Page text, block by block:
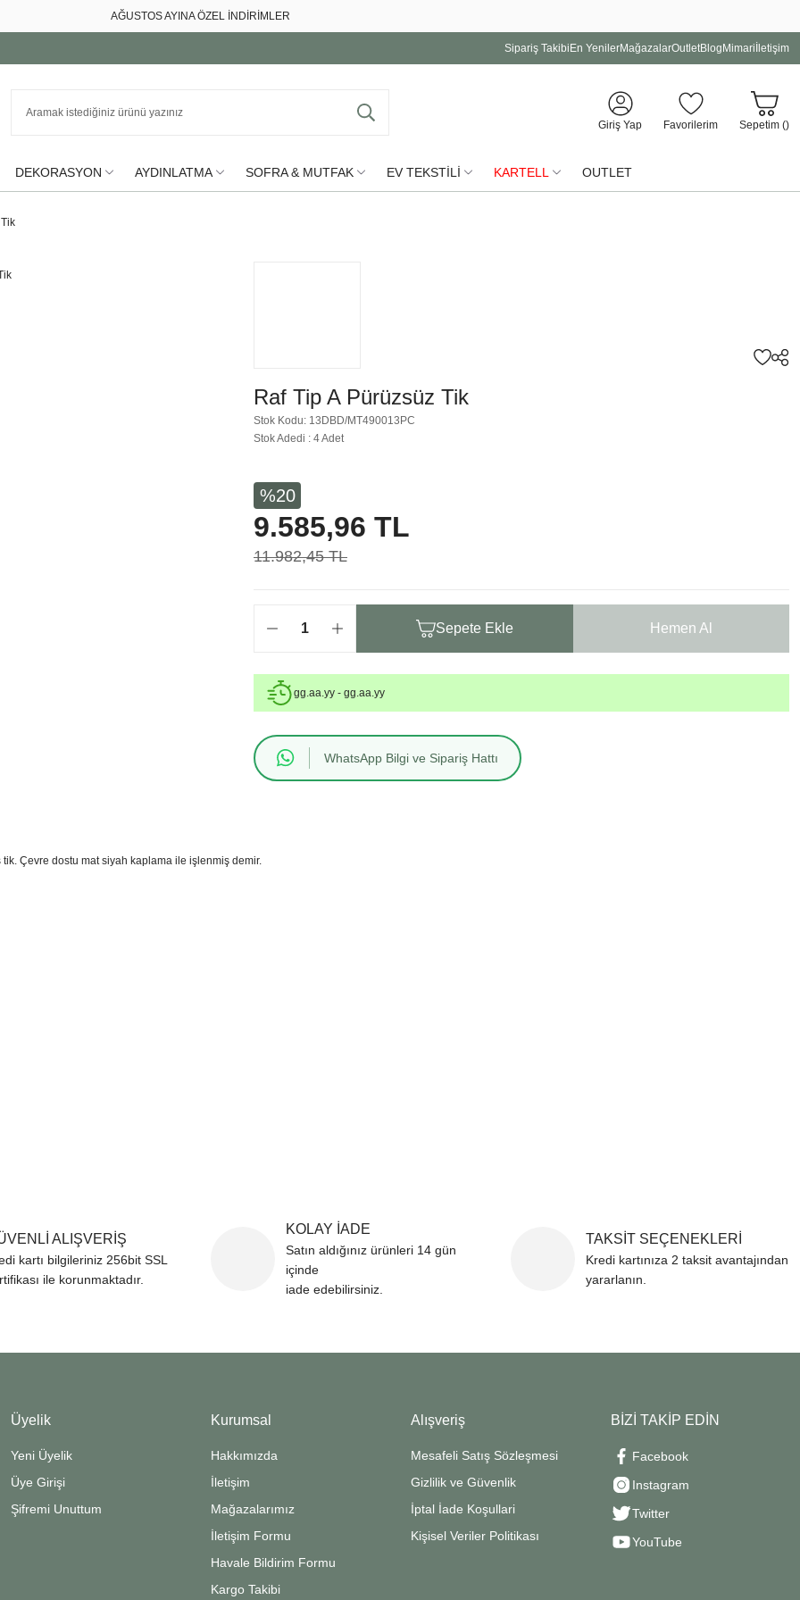
AĞUSTOS AYINA ÖZEL İNDİRİMLER
Sipariş Takibi En YenilerMağazalarOutletBlog Mimari İletişim
Giriş Yap Favorilerim Sepetim ()
DEKORASYON AYDINLATMA SOFRA & MUTFAK EV TEKSTİLİ KARTELL OUTLET
Raf Tip A Pürüzsüz Tik
Stok Kodu: 13DBD/MT490013PC
Stok Adedi : 4 Adet
%20
9.585,96 TL
11.982,45 TL
Sepete Ekle Hemen Al
gg.aa.yy - gg.aa.yy
WhatsApp Bilgi ve Sipariş Hattı
tik. Çevre dostu mat siyah kaplama ile işlenmiş demir.
ALIŞVERİŞ
kartı bilgileriniz 256bit SSL
ile korunmaktadır.
KOLAY İADE
Satın aldığınız ürünleri 14 gün
içinde
iade edebilirsiniz.
TAKSİT SEÇENEKLERİ
Kredi kartınıza 2 taksit avantajından
yararlanın.
Üyelik
Yeni Üyelik
Üye Girişi
Şifremi Unuttum
Kurumsal
Hakkımızda
İletişim
Mağazalarımız
İletişim Formu
Havale Bildirim Formu
Kargo Takibi
Alışveriş
Mesafeli Satış Sözleşmesi
Gizlilik ve Güvenlik
İptal İade Koşullari
Kişisel Veriler Politikası
BİZİ TAKİP EDİN
Facebook
Instagram
Twitter
YouTube